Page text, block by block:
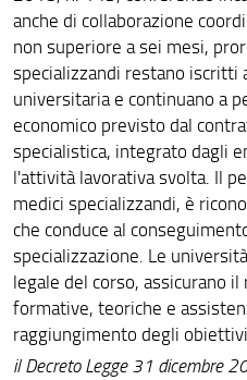
anche di collaborazione
non superiore a sei mesi,
specializzandi restano iscritti
universitaria e continuano a
economico previsto dal
specialistica, integrato dagli
l'attività lavorativa svolta. Il
medici specializzandi, è
che conduce al
specializzazione. Le
legale del corso, assicurano
formative, teoriche e
raggiungimento degli
il Decreto Legge 31 dicembre